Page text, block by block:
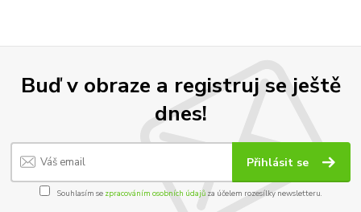
Buď v obraze a registruj se ještě
dnes!
Přihlásit se
Souhlasím se zpracováním osobních údajůza účelem rozesílky newsletteru.